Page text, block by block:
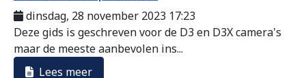
dinsdag, 28 november 2023 17:23
Deze gids is geschreven voor de D3 en D3X camera's
maar de meeste aanbevolen ins...
Lees meer